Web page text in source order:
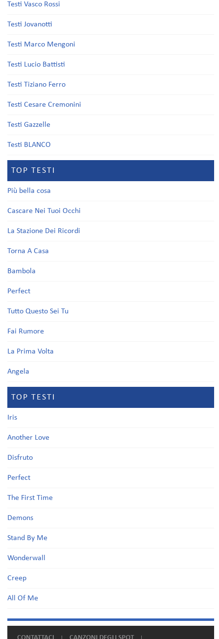
Testi Vasco Rossi
Testi Jovanotti
Testi Marco Mengoni
Testi Lucio Battisti
Testi Tiziano Ferro
Testi Cesare Cremonini
Testi Gazzelle
Testi BLANCO
TOP TESTI
Più bella cosa
Cascare Nei Tuoi Occhi
La Stazione Dei Ricordi
Torna A Casa
Bambola
Perfect
Tutto Questo Sei Tu
Fai Rumore
La Prima Volta
Angela
TOP TESTI
Iris
Another Love
Disfruto
Perfect
The First Time
Demons
Stand By Me
Wonderwall
Creep
All Of Me